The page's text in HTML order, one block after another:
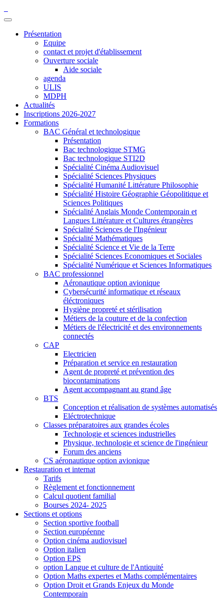
Présentation
Equipe
contact et projet d'établissement
Ouverture sociale
Aide sociale
agenda
ULIS
MDPH
Actualités
Inscriptions 2026-2027
Formations
BAC Général et technologique
Présentation
Bac technologique STMG
Bac technologique STI2D
Spécialité Cinéma Audiovisuel
Spécialité Sciences Physiques
Spécialité Humanité Littérature Philosophie
Spécialité Histoire Géographie Géopolitique et
Sciences Politiques
Spécialité Anglais Monde Contemporain et
Langues Littérature et Cultures étrangères
Spécialité Sciences de l'Ingénieur
Spécialité Mathématiques
Spécialité Science et Vie de la Terre
Spécialité Sciences Economiques et Sociales
Spécialité Numérique et Sciences Informatiques
BAC professionnel
Aéronautique option avionique
Cybersécurité informatique et réseaux
éléctroniques
Hygiène propreté et stérilisation
Métiers de la couture et de la confection
Métiers de l'électricité et des environnements
connectés
CAP
Electricien
Préparation et service en restauration
Agent de propreté et prévention des
biocontaminations
Agent accompagnant au grand âge
BTS
Conception et réalisation de systèmes automatisés
Eléctrotechnique
Classes préparatoires aux grandes écoles
Technologie et sciences industrielles
Physique, technologie et science de l'ingénieur
Forum des anciens
CS aéronautique option avionique
Restauration et internat
Tarifs
Règlement et fonctionnement
Calcul quotient familial
Bourses 2024- 2025
Sections et options
Section sportive football
Section européenne
Option cinéma audiovisuel
Option italien
Option EPS
option Langue et culture de l'Antiquité
Option Maths expertes et Maths complémentaires
Option Droit et Grands Enjeux du Monde
Contemporain